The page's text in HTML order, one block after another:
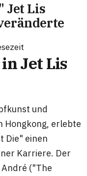
Jet Lis
Jet Lis
und
Hongkong, erlebte
Die" einen
Karriere. Der
("The